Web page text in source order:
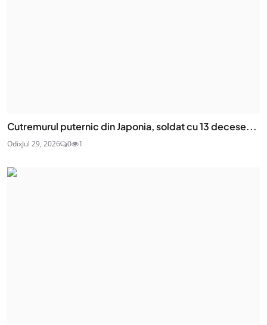
Cutremurul puternic din Japonia, soldat cu 13 decese...
OdixJul 29, 2026 0 1